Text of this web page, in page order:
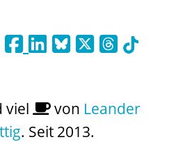
viel von Leander
. Seit 2013.